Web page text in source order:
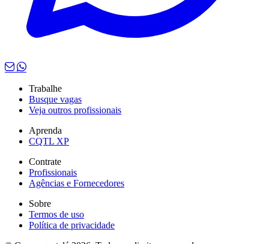
Trabalhe
Busque vagas
Veja outros profissionais
Aprenda
CQTL XP
Contrate
Profissionais
Agências e Fornecedores
Sobre
Termos de uso
Política de privacidade